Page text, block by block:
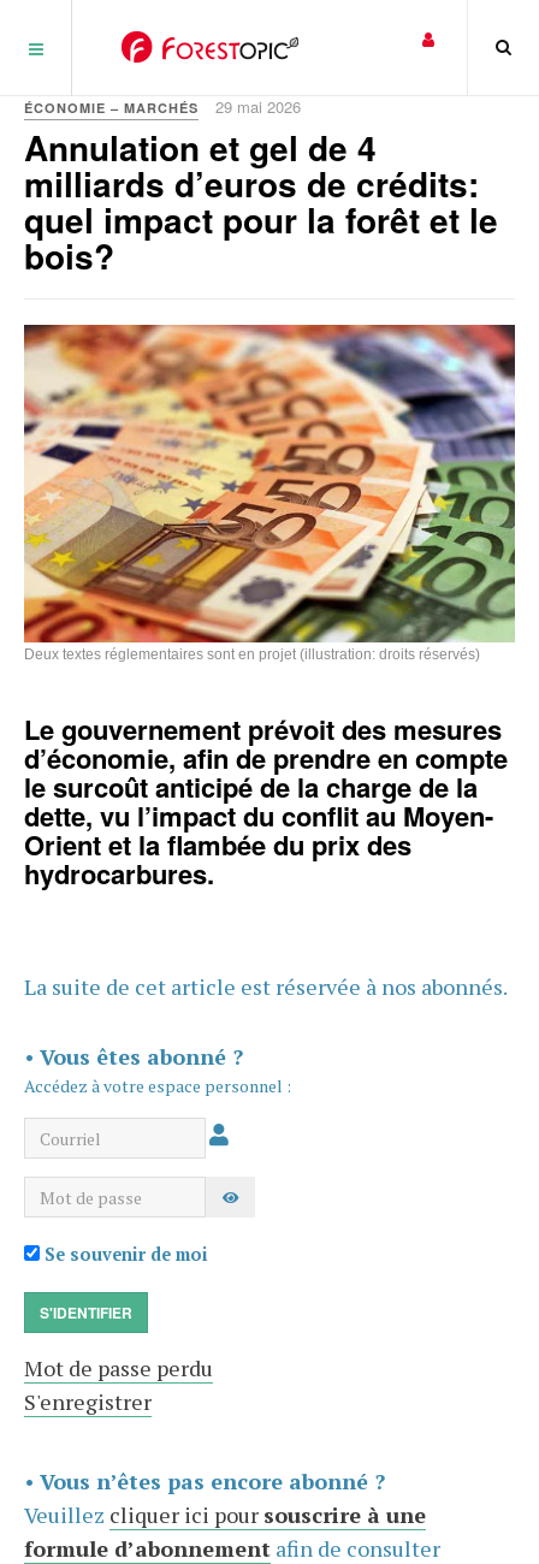
ÉCONOMIE – MARCHÉS 29 mai 2026
Annulation et gel de 4
milliards d’euros de crédits:
quel impact pour la forêt et le
bois?
Deux textes réglementaires sont en projet (illustration: droits réservés)
Le gouvernement prévoit des mesures
d’économie, afin de prendre en compte
le surcoût anticipé de la charge de la
dette, vu l’impact du conflit au Moyen-
Orient et la flambée du prix des
hydrocarbures.
La suite de cet article est réservée à nos abonnés.
• Vous êtes abonné ?
Accédez à votre espace personnel :
Courriel
Mot de passe AFFICHER LE MOT DE PASSE
Se souvenir de moi
S'IDENTIFIER
Mot de passe perdu
S'enregistrer
• Vous n’êtes pas encore abonné ?
Veuillez cliquer ici pour souscrire à une
formule d’abonnement afin de consulter